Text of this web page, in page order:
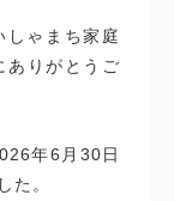
ゃまち家庭
ありがとうご
年6月30日
た。